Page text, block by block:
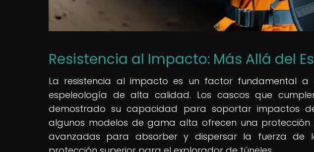
Resistencia al Impacto: Más Allá del
La resistencia al impacto es un factor fundamental
espeleología de alta calidad. Los cascos que
demostrado su capacidad para soportar impactos
algunos modelos de gama alta ofrecen una protección
avanzadas para absorber y dispersar la fuerza de